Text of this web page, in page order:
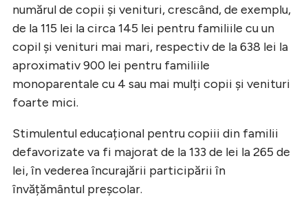
numărul de copii și venituri, crescând, de exemplu,
de la 115 lei la circa 145 lei pentru familiile cu un
copil și venituri mai mari, respectiv de la 638 lei la
aproximativ 900 lei pentru familiile
monoparentale cu 4 sau mai mulți copii și venituri
foarte mici.
Stimulentul educațional pentru copiii din familii
defavorizate va fi majorat de la 133 de lei la 265 de
lei, în vederea încurajării participării în
învățământul preșcolar.